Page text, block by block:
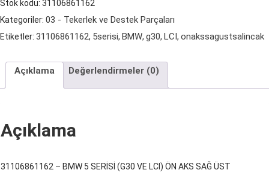
ÖN
SALINCAK
Stok kodu: 31106861162
Kategoriler: 03 - Tekerlek ve Destek Parçaları
Etiketler: 31106861162, 5serisi, BMW, g30, LCI, onakssagustsalincak
Açıklama Değerlendirmeler (0)
Açıklama
31106861162 – BMW 5 SERİSİ (G30 VE LCI) ÖN AKS SAĞ ÜST